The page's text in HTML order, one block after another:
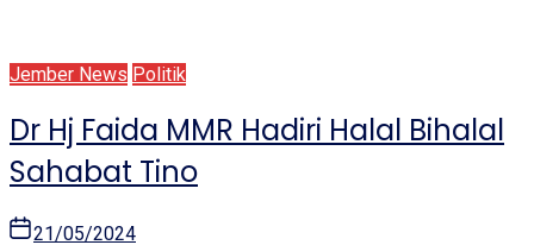
Jember News Politik
Dr Hj Faida MMR Hadiri Halal Bihalal
Sahabat Tino
21/05/2024